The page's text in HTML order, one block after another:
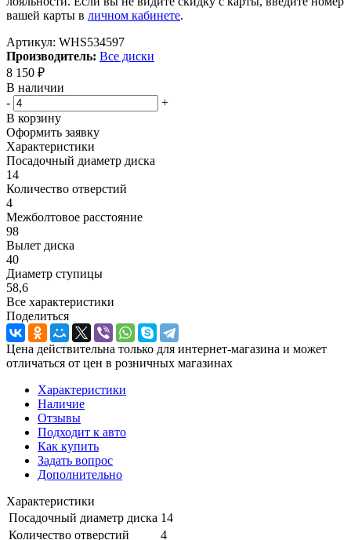
вашей карты в личном кабинете.
Артикул: WHS534597
Производитель: Все диски
8 150 ₽
В наличии
-
+
В корзину
Оформить заявку
Характеристики
Посадочный диаметр диска
14
Количество отверстий
4
Межболтовое расстояние
98
Вылет диска
40
Диаметр ступицы
58,6
Все характеристики
Поделиться
Цена действительна только для интернет-магазина и может
отличаться от цен в розничных магазинах
Характеристики
Наличие
Отзывы
Подходит к авто
Как купить
Задать вопрос
Дополнительно
Характеристики
Посадочный диаметр диска 14
Количество отверстий
4